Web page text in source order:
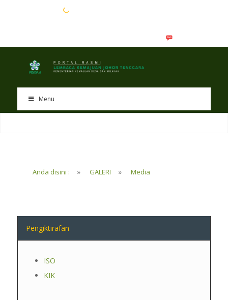
Menu
Anda disini : » GALERI » Media
Pengiktirafan
ISO
KIK